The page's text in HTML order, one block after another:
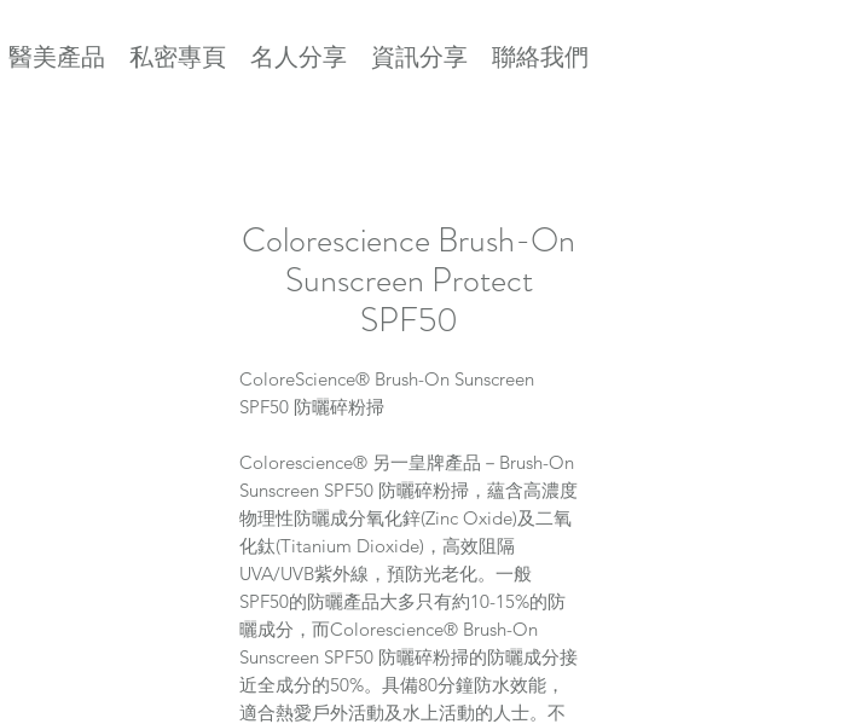
醫美產品 私密專頁 名人分享 資訊分享 聯絡我們
Colorescience Brush-On
Sunscreen Protect
SPF50
ColoreScience® Brush-On Sunscreen
SPF50 防曬碎粉掃
Colorescience® 另一皇牌產品－Brush-On
Sunscreen SPF50 防曬碎粉掃，蘊含高濃度
物理性防曬成分氧化鋅(Zinc Oxide)及二氧
化鈦(Titanium Dioxide)，高效阻隔
UVA/UVB紫外線，預防光老化。一般
SPF50的防曬產品大多只有約10-15%的防
曬成分，而Colorescience® Brush-On
Sunscreen SPF50 防曬碎粉掃的防曬成分接
近全成分的50%。具備80分鐘防水效能，
適合熱愛戶外活動及水上活動的人士。不